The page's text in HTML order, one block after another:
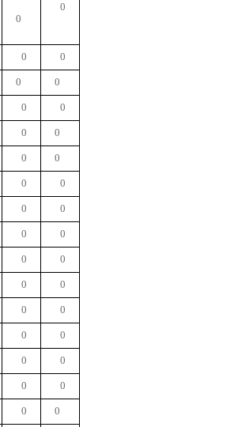
0
0
0 0
0 0
0 0
0 0
0 0
0 0
0 0
0 0
0 0
0 0
0 0
0 0
0 0
0 0
0 0